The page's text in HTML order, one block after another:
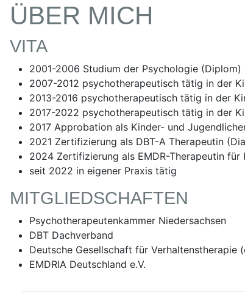
ÜBER MICH
VITA
2001-2006 Studium der Psychologie
2007-2012 psychotherapeutisch tätig in der
2013-2016 psychotherapeutisch tätig in der
2017-2022 psychotherapeutisch tätig in der
2017 Approbation als Kinder- und
2021 Zertifizierung als DBT-A Therapeutin
2024 Zertifizierung als EMDR-Therapeutin
seit 2022 in eigener Praxis tätig
MITGLIEDSCHAFTEN
Psychotherapeutenkammer Niedersachsen
DBT Dachverband
Deutsche Gesellschaft für Verhaltenstherapie
EMDRIA Deutschland e.V.